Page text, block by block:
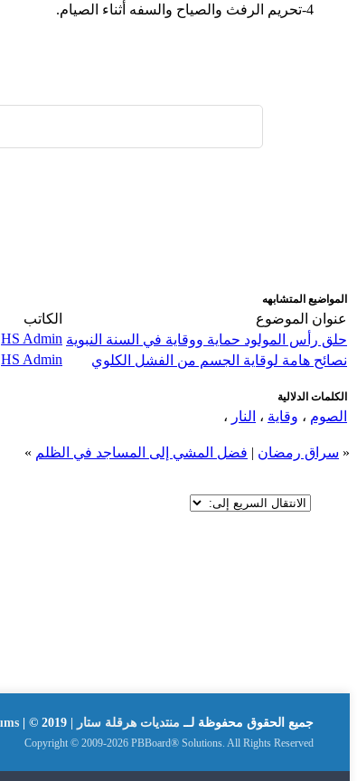
4-تحريم الرفث والصياح والسفه أثناء الصيام.
المواضيع المتشابهه
عنوان الموضوع الكاتب
حلق رأس المولود حماية ووقاية في السنة النبوية HS Admin
نصائح هامة لوقاية الجسم من الفشل الكلوي
HS Admin
الكلمات الدلالية
الصوم ، وقاية ، النار ،
« سراق رمضان | فضل المشي إلى المساجد في الظلم »
جميع الحقوق محفوظة لــ منتديات هرقلة ستار | Hergla Star Forums | © 2019
Copyright © 2009-2026 PBBoard® Solutions. All Rights Reserved